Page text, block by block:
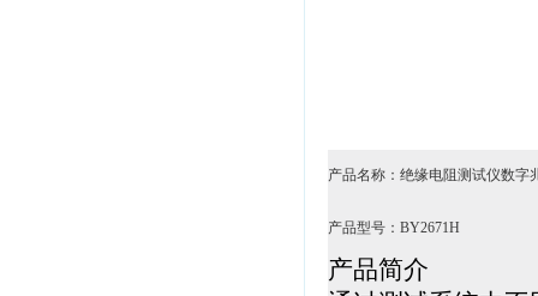
产品名称：绝缘电阻测试仪数字
产品型号：BY2671H
产品简介